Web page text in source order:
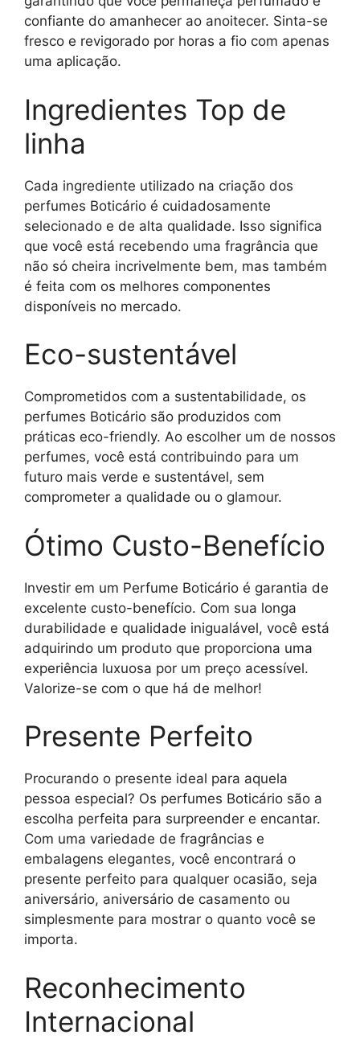
confiante do amanhecer ao anoitecer. Sinta-se
fresco e revigorado por horas a fio com apenas
uma aplicação.
Ingredientes Top de
linha
Cada ingrediente utilizado na criação dos
perfumes Boticário é cuidadosamente
selecionado e de alta qualidade. Isso significa
que você está recebendo uma fragrância que
não só cheira incrivelmente bem, mas também
é feita com os melhores componentes
disponíveis no mercado.
Eco-sustentável
Comprometidos com a sustentabilidade, os
perfumes Boticário são produzidos com
práticas eco-friendly. Ao escolher um de nossos
perfumes, você está contribuindo para um
futuro mais verde e sustentável, sem
comprometer a qualidade ou o glamour.
Ótimo Custo-Benefício
Investir em um Perfume Boticário é garantia de
excelente custo-benefício. Com sua longa
durabilidade e qualidade inigualável, você está
adquirindo um produto que proporciona uma
experiência luxuosa por um preço acessível.
Valorize-se com o que há de melhor!
Presente Perfeito
Procurando o presente ideal para aquela
pessoa especial? Os perfumes Boticário são a
escolha perfeita para surpreender e encantar.
Com uma variedade de fragrâncias e
embalagens elegantes, você encontrará o
presente perfeito para qualquer ocasião, seja
aniversário, aniversário de casamento ou
simplesmente para mostrar o quanto você se
importa.
Reconhecimento
Internacional